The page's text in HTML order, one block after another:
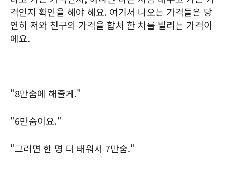
격인지 확인을 해야 해요. 여기서 나오는 가격들은 당
연히 저와 친구의 가격을 합쳐 한 차를 빌리는 가격이
에요.
"8만숨에 해줄게."
"6만숨이요."
"그러면 한 명 더 태워서 7만숨."